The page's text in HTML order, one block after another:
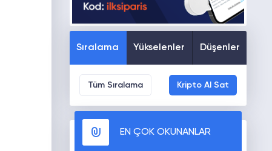
Sıralama Yükselenler Düşenler
Tüm Sıralama Kripto Al Sat
EN ÇOK OKUNANLAR